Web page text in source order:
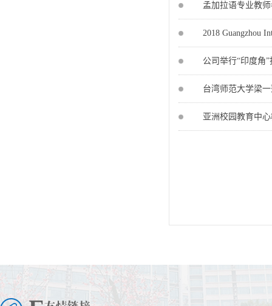
孟加拉语专业教
2018 Guangzhou
公司举行“印度角
台湾师范大学梁
亚洲校园教育中